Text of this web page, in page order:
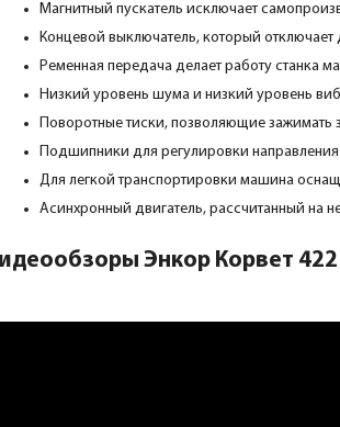
Магнитный пускатель исключает
Концевой выключатель, который
Ременная передача делает работу станка
Низкий уровень шума и низкий уровень
Поворотные тиски, позволяющие зажимать
Подшипники для регулировки направления
Для легкой транспортировки машина
Асинхронный двигатель, рассчитанный на
Энкор Корвет 422